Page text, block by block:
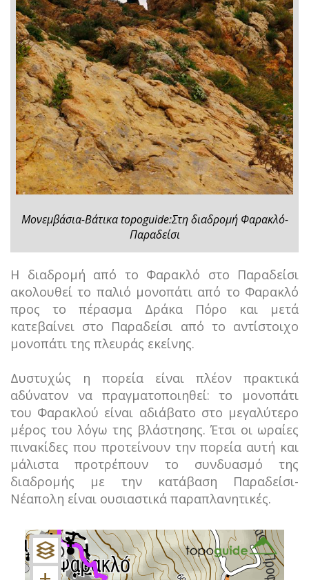
Μονεμβάσια-Βάτικα topoguide:Στη διαδρομή Φαρακλό-
Παραδείσι
Η διαδρομή από το Φαρακλό στο Παραδείσι
ακολουθεί το παλιό μονοπάτι από το Φαρακλό
προς το πέρασμα Δράκα Πόρο και μετά
κατεβαίνει στο Παραδείσι από το αντίστοιχο
μονοπάτι της πλευράς εκείνης.
Δυστυχώς η πορεία είναι πλέον πρακτικά
αδύνατον να πραγματοποιηθεί: το μονοπάτι
του Φαρακλού είναι αδιάβατο στο μεγαλύτερο
μέρος του λόγω της βλάστησης. Έτσι οι ωραίες
πινακίδες που προτείνουν την πορεία αυτή και
μάλιστα προτρέπουν το συνδυασμό της
διαδρομής με την κατάβαση Παραδείσι-
Νέαπολη είναι ουσιαστικά παραπλανητικές.
+
−